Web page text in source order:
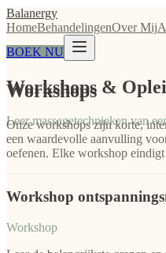
Balanergy
HomeBehandelingenOver Mij
BOEK NU
Workshops &
Leer massagetechnieken van
Workshops
Onze workshops zijn korte,
een waardevolle aanvulling
oefenen. Elke workshop eindigt
Workshop
Workshop